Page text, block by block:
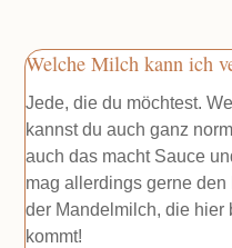
Welche Milch kann ich
Jede, die du möchtest.
kannst du auch ganz
auch das macht Sauce
mag allerdings gerne
der Mandelmilch, die hier
kommt!